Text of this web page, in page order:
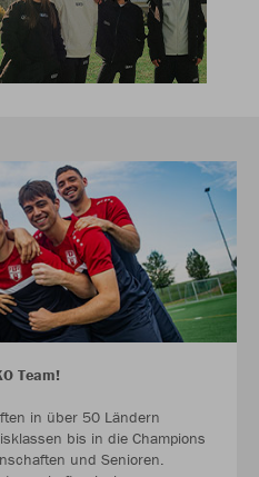
Team!
in über 50 Ländern
bis in die Champions
und Senioren.